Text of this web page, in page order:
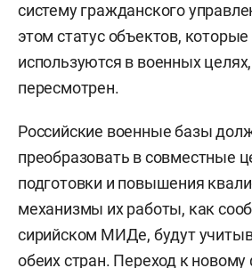
систему гражданского
этом статус объектов, которые
используются в военных
пересмотрен.
Российские военные базы
преобразовать в совместные
подготовки и повышения
механизмы их работы, как
сирийском МИДе, будут
обеих стран. Переход к